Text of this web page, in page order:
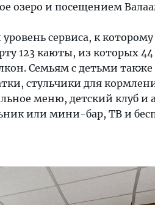
озеро и посещением
сервиса, к
123 каюты, из которых 44
Семьям с детьми также
стульчики для
меню, детский клуб и
или мини-бар, ТВ и